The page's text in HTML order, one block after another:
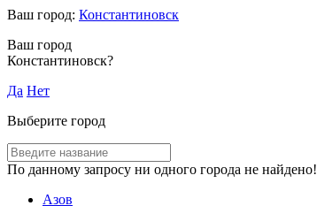
Ваш город: Константиновск
Ваш город
Константиновск?
Да Нет
Выберите город
По данному запросу ни одного города не найдено!
Азов